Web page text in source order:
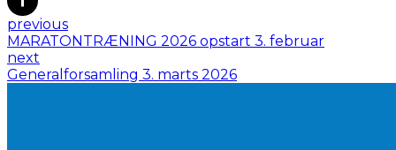
previous
MARATONTRÆNING 2026 opstart 3. februar
next
Generalforsamling 3. marts 2026